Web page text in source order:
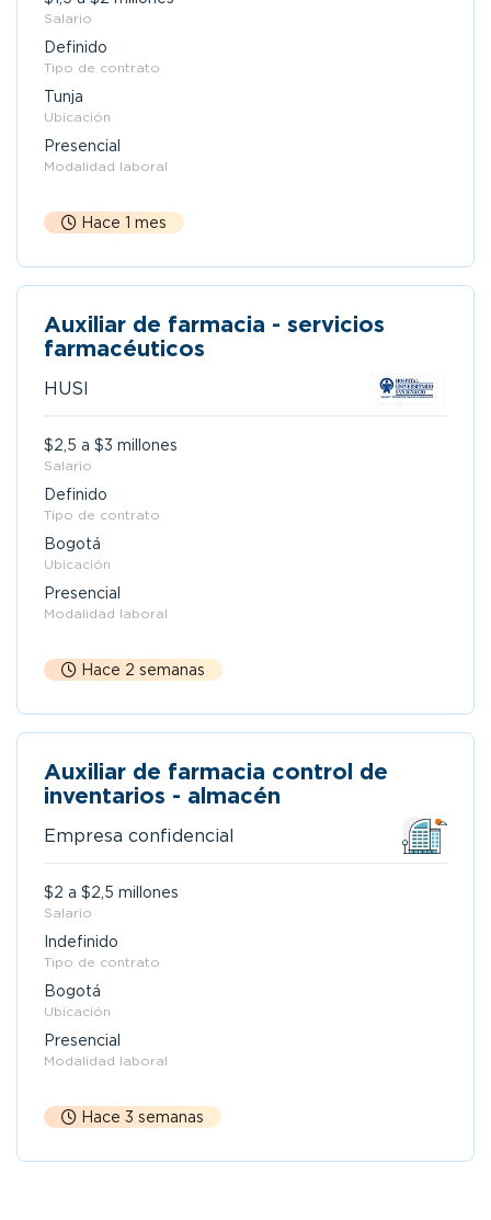
Salario
Definido
Tipo de contrato
Tunja
Ubicación
Presencial
Modalidad laboral
Hace 1 mes
Auxiliar de farmacia - servicios
farmacéuticos
HUSI
$2,5 a $3 millones
Salario
Definido
Tipo de contrato
Bogotá
Ubicación
Presencial
Modalidad laboral
Hace 2 semanas
Auxiliar de farmacia control de
inventarios - almacén
Empresa confidencial
$2 a $2,5 millones
Salario
Indefinido
Tipo de contrato
Bogotá
Ubicación
Presencial
Modalidad laboral
Hace 3 semanas